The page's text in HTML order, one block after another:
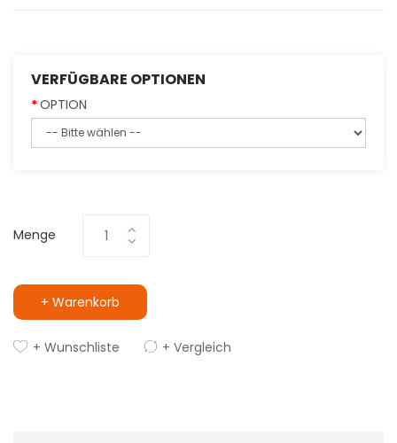
VERFÜGBARE OPTIONEN
OPTION
Menge
+ Warenkorb
+ Wunschliste + Vergleich